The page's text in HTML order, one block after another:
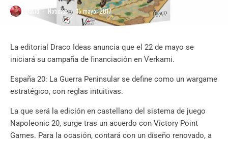
David · Noticias · 15 mayo, 2017
La editorial Draco Ideas anuncia que el 22 de mayo se
iniciará su campaña de financiación en Verkami.
España 20: La Guerra Peninsular se define como un wargame
estratégico, con reglas intuitivas.
La que será la edición en castellano del sistema de juego
Napoleonic 20, surge tras un acuerdo con Victory Point
Games. Para la ocasión, contará con un diseño renovado, a